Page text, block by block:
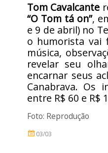
Tom Cavalcante
“O Tom tá on”,
e 9 de abril) no
o humorista vai
música,
revelar seu
encarnar seus
Canabrava. Os
entre R$ 60 e R$
Foto: Reprodução
03/03